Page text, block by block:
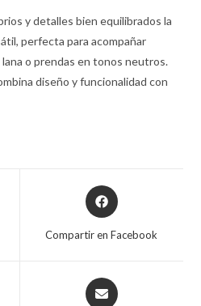
y detalles bien equilibrados la
perfecta para acompañar
o prendas en tonos neutros.
diseño y funcionalidad con
Opens
in
Compartir en Facebook
Opens
in